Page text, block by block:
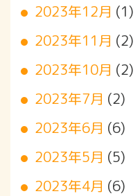
2023年12月 (1)
2023年11月 (2)
2023年10月 (2)
2023年7月 (2)
2023年6月 (6)
2023年5月 (5)
2023年4月 (6)